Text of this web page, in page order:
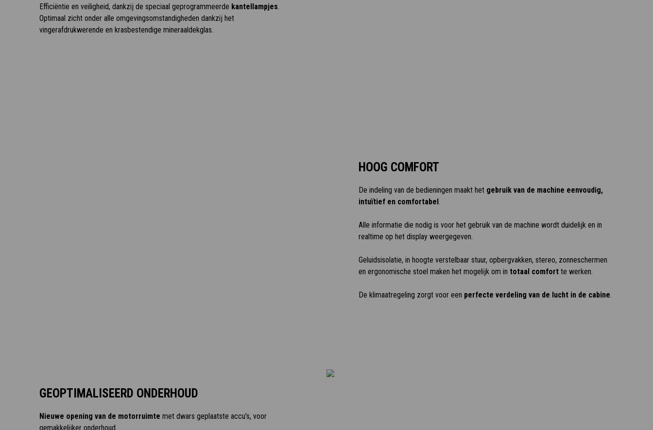
Efficiëntie en veiligheid, dankzij de speciaal geprogrammeerde kantellampjes.
Optimaal zicht onder alle omgevingsomstandigheden dankzij het
vingerafdrukwerende en krasbestendige mineraaldekglas.
HOOG COMFORT
De indeling van de bedieningen maakt het gebruik van de machine eenvoudig,
intuïtief en comfortabel.
Alle informatie die nodig is voor het gebruik van de machine wordt duidelijk en in
realtime op het display weergegeven.
Geluidsisolatie, in hoogte verstelbaar stuur, opbergvakken, stereo, zonneschermen
en ergonomische stoel maken het mogelijk om in totaal comfortte werken.
De klimaatregeling zorgt voor een perfecte verdeling van de lucht in de cabine.
GEOPTIMALISEERD ONDERHOUD
Nieuwe opening van de motorruimte met dwars geplaatste accu’s, voor
gemakkelijker onderhoud.